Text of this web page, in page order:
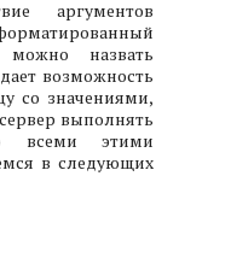
аргументов
назвать
возможность
со значениями,
выполнять
всеми этими
в следующих